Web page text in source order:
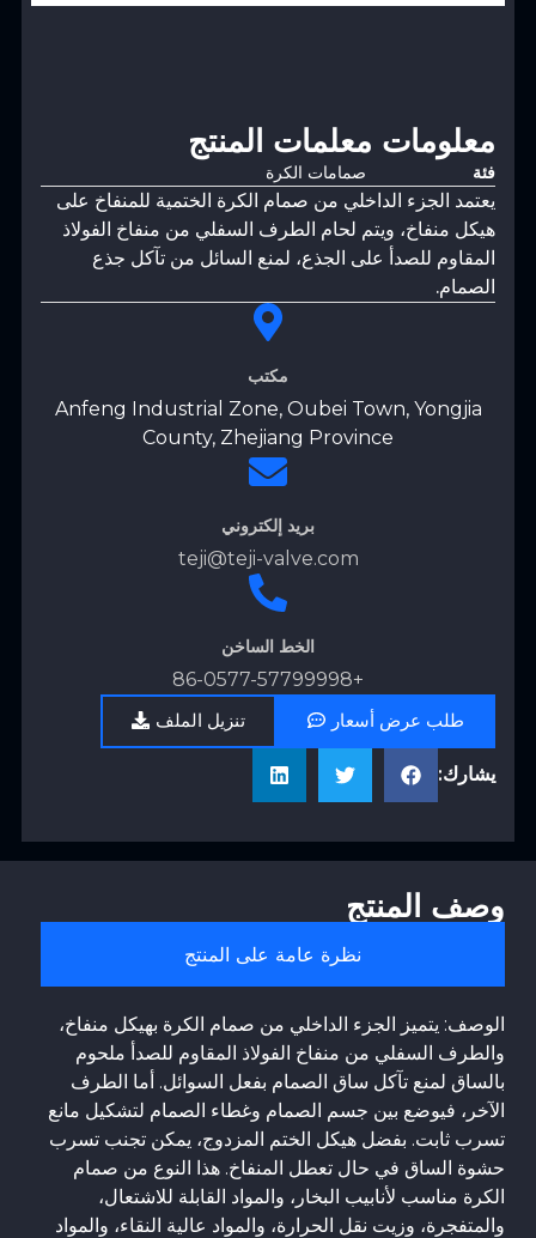
معلومات معلمات المنتج
فئة صمامات الكرة
يعتمد الجزء الداخلي من صمام الكرة الختمية للمنفاخ على
هيكل منفاخ، ويتم لحام الطرف السفلي من منفاخ الفولاذ
المقاوم للصدأ على الجذع، لمنع السائل من تآكل جذع
الصمام.
مكتب
Anfeng Industrial Zone, Oubei Town, Yongjia
County, Zhejiang Province
بريد إلكتروني
teji@teji-valve.com
الخط الساخن
+86-0577-57799998
طلب عرض أسعار
تنزيل الملف
يشارك:
وصف المنتج
نظرة عامة على المنتج
الوصف: يتميز الجزء الداخلي من صمام الكرة بهيكل منفاخ،
والطرف السفلي من منفاخ الفولاذ المقاوم للصدأ ملحوم
بالساق لمنع تآكل ساق الصمام بفعل السوائل. أما الطرف
الآخر، فيوضع بين جسم الصمام وغطاء الصمام لتشكيل مانع
تسرب ثابت. بفضل هيكل الختم المزدوج، يمكن تجنب تسرب
حشوة الساق في حال تعطل المنفاخ. هذا النوع من صمام
الكرة مناسب لأنابيب البخار، والمواد القابلة للاشتعال،
والمتفجرة، وزيت نقل الحرارة، والمواد عالية النقاء، والمواد